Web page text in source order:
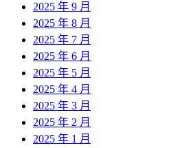
2025 年 9 月
2025 年 8 月
2025 年 7 月
2025 年 6 月
2025 年 5 月
2025 年 4 月
2025 年 3 月
2025 年 2 月
2025 年 1 月